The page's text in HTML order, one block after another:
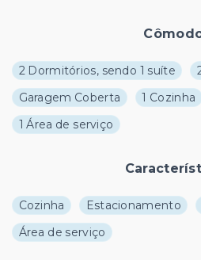
2 Dormitórios, sendo 1 suíte
Garagem Coberta
1 Cozinha
1 Área de serviço
Cozinha Estacionamento
Área de serviço